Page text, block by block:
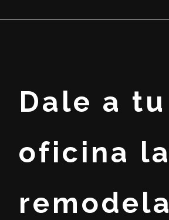
Dale a tu
oficina la